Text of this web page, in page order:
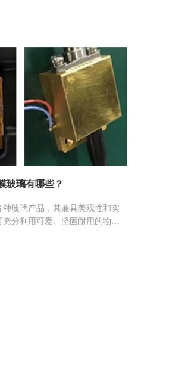
玻璃有哪些？
玻璃产品，其兼具美观性和实
分利用可爱、坚固耐用的物理
是真空镀膜，并说明有哪几款